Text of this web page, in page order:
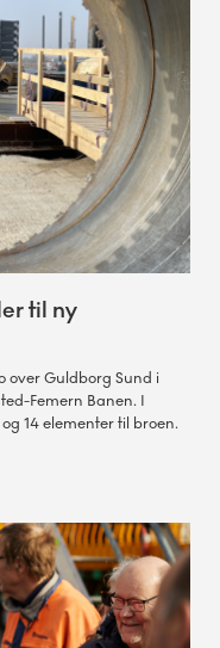
til ny
over Guldborg Sund i
Femern Banen. I
14 elementer til broen.